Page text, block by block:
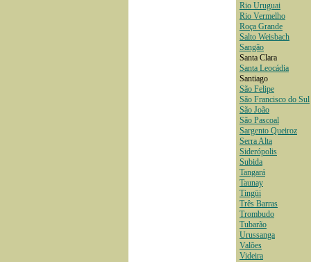
Rio Uruguai
Rio Vermelho
Roça Grande
Salto Weisbach
Sangão
Santa Clara
Santa Leocádia
Santiago
São Felipe
São Francisco do Sul
São João
São Pascoal
Sargento Queiroz
Serra Alta
Siderópolis
Subida
Tangará
Taunay
Tingüi
Três Barras
Trombudo
Tubarão
Urussanga
Valões
Videira